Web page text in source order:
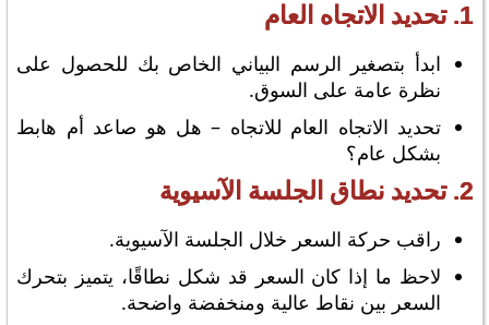
1. تحديد الاتجاه العام
ابدأ بتصغير الرسم البياني الخاص بك للحصول على
نظرة عامة على السوق.
تحديد الاتجاه العام للاتجاه – هل هو صاعد أم هابط
بشكل عام؟
2. تحديد نطاق الجلسة الآسيوية
راقب حركة السعر خلال الجلسة الآسيوية.
لاحظ ما إذا كان السعر قد شكل نطاقًا، يتميز بتحرك
السعر بين نقاط عالية ومنخفضة واضحة.